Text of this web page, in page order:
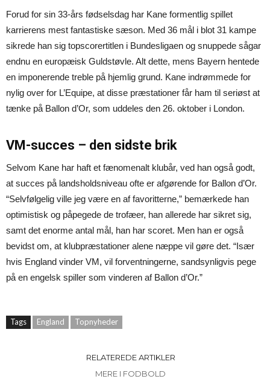
Forud for sin 33-års fødselsdag har Kane formentlig spillet
karrierens mest fantastiske sæson. Med 36 mål i blot 31 kampe
sikrede han sig topscorertitlen i Bundesligaen og snuppede sågar
endnu en europæisk Guldstøvle. Alt dette, mens Bayern hentede
en imponerende treble på hjemlig grund. Kane indrømmede for
nylig over for L’Equipe, at disse præstationer får ham til seriøst at
tænke på Ballon d’Or, som uddeles den 26. oktober i London.
VM-succes – den sidste brik
Selvom Kane har haft et fænomenalt klubår, ved han også godt,
at succes på landsholdsniveau ofte er afgørende for Ballon d’Or.
“Selvfølgelig ville jeg være en af favoritterne,” bemærkede han
optimistisk og påpegede de trofæer, han allerede har sikret sig,
samt det enorme antal mål, han har scoret. Men han er også
bevidst om, at klubpræstationer alene næppe vil gøre det. “Især
hvis England vinder VM, vil forventningerne, sandsynligvis pege
på en engelsk spiller som vinderen af Ballon d’Or.”
Tags England Topnyheder
RELATEREDE ARTIKLER
MERE I FODBOLD